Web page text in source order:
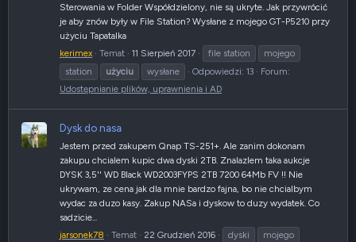
Sterowania w Folder Współdzielony, nie są ukryte. Jak przywrócić
je aby znów były w File Station? Wysłane z mojego GT-P5210 przy
użyciu Tapatalka
kerimex
Temat 11 Sierpień 2017 file station
mojego
station
użyciu wysłane Odpowiedzi: 13
Forum:
Udostępnianie plików, uprawnienia i AD
Dysk do nasa
Jestem przed zakupem Qnap TS-251+. Ale zanim dokonam
zakupu chcialem kupic dwa dyski 2TB. Znalazlem taka aukcje
DYSK 3,5'' WD Black WD2003FYPS 2TB 7200 64Mb FV !! Nie
ukrywam, ze cena jak dla mnie bardzo fajna, bo nie chcialbym
wydac za duzo kasy. Zakup NASa i dyskow to duzy wydatek. Co
sadzicie...
jarsonek78
Temat 22 Grudzień 2016 dyski
mojego